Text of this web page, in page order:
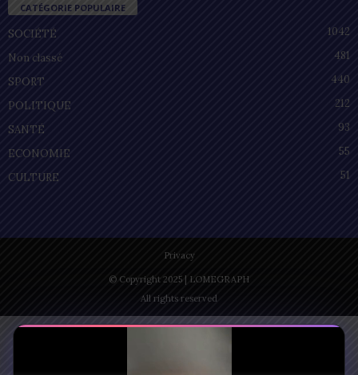
CATÉGORIE POPULAIRE
SOCIÉTÉ
1042
Non classé
481
SPORT
440
POLITIQUE
212
SANTÉ
93
ECONOMIE
55
CULTURE
51
Privacy
© Copyright 2025 | LOMEGRAPH
All rights reserved